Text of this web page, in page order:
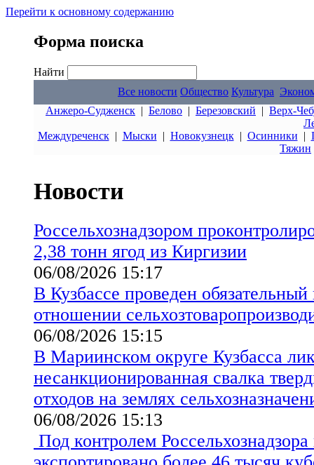
Перейти к основному содержанию
Форма поиска
Найти
Все новости Общество Культура
Анжеро-Судженск | Белово | Березовский | Верх-
Междуреченск| Мыски | Новокузнецк| Осинники |
Тяжин
Новости
Россельхознадзором
2,38 тонн ягод из Киргизии
06/08/2026 15:17
В Кузбассе проведен
отношении
06/08/2026 15:15
В Мариинском округе Кузбасса
несанкционированная свалка
отходов на землях
06/08/2026 15:13
Под контролем Россельхознадзора